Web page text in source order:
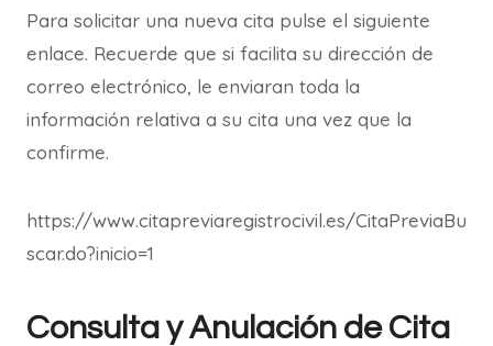
Para solicitar una nueva cita pulse el siguiente
enlace. Recuerde que si facilita su dirección de
correo electrónico, le enviaran toda la
información relativa a su cita una vez que la
confirme.
https://www.citapreviaregistrocivil.es/CitaPreviaBu
scar.do?inicio=1
Consulta y Anulación de Cita